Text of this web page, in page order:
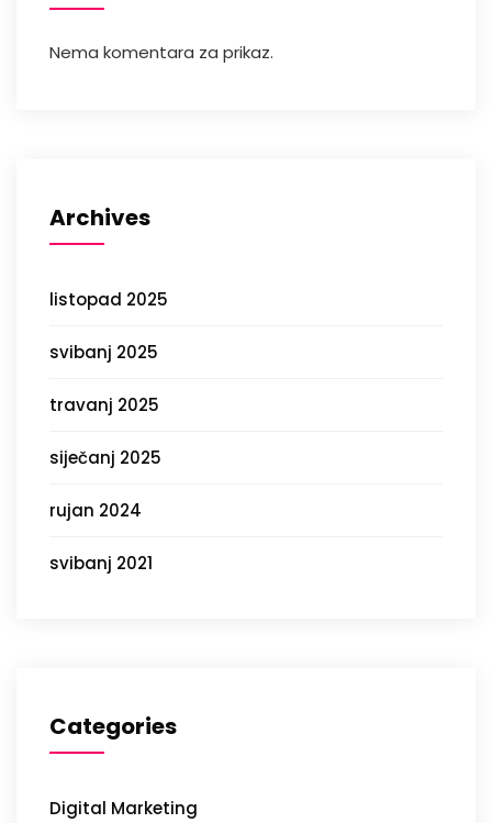
Nema komentara za prikaz.
Archives
listopad 2025
svibanj 2025
travanj 2025
siječanj 2025
rujan 2024
svibanj 2021
Categories
Digital Marketing